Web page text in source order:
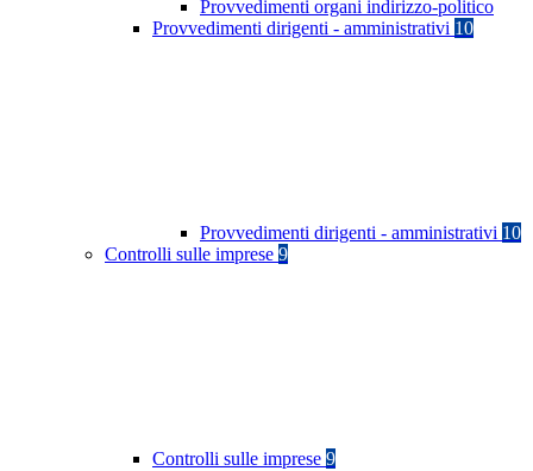
Provvedimenti organi indirizzo-politico
Provvedimenti dirigenti - amministrativi 10
Provvedimenti dirigenti - amministrativi 10
Controlli sulle imprese 9
Controlli sulle imprese 9